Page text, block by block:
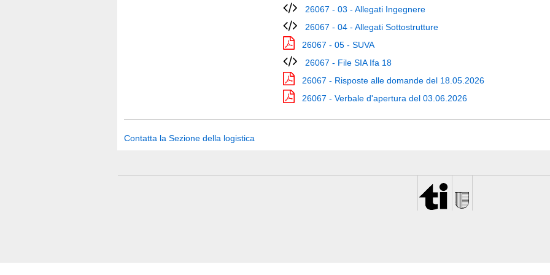
26067 - 03 - Allegati Ingegnere
26067 - 04 - Allegati Sottostrutture
26067 - 05 - SUVA
26067 - File SIA Ifa 18
26067 - Risposte alle domande del 18.05.2026
26067 - Verbale d'apertura del 03.06.2026
Contatta la Sezione della logistica